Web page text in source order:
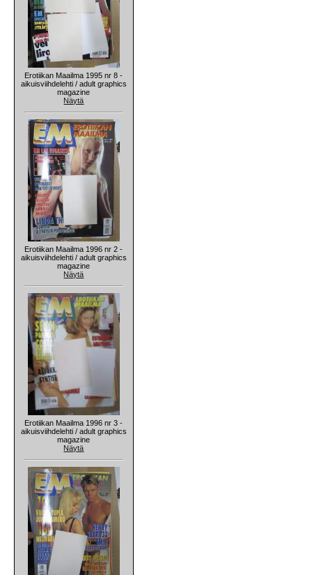
Erotiikan Maailma 1995 nr 8 -
aikuisviihdelehti / adult graphics
magazine
Näytä
Erotiikan Maailma 1996 nr 2 -
aikuisviihdelehti / adult graphics
magazine
Näytä
Erotiikan Maailma 1996 nr 3 -
aikuisviihdelehti / adult graphics
magazine
Näytä